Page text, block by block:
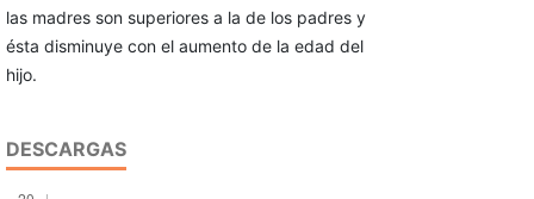
las madres son superiores a la de los padres y
ésta disminuye con el aumento de la edad del
hijo.
DESCARGAS